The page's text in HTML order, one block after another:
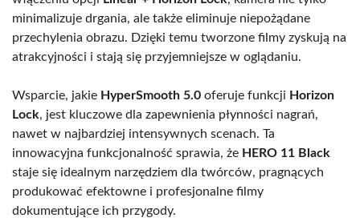
minimalizuje drgania, ale także eliminuje niepożądane
przechylenia obrazu. Dzięki temu tworzone filmy zyskują na
atrakcyjności i stają się przyjemniejsze w oglądaniu.
Wsparcie, jakie HyperSmooth 5.0 oferuje funkcji Horizon
Lock, jest kluczowe dla zapewnienia płynności nagrań,
nawet w najbardziej intensywnych scenach. Ta
innowacyjna funkcjonalność sprawia, że HERO 11 Black
staje się idealnym narzędziem dla twórców, pragnących
produkować efektowne i profesjonalne filmy
dokumentujące ich przygody.